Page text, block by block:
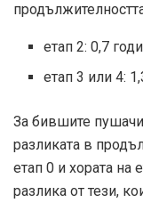
етап 2: 0,7
етап 3 или 4:
За бившите
разликата в
етап 0 и хората на
разлика от тези,